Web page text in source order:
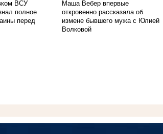
ВСУ
полное
перед